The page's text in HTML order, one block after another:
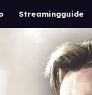
Streamingguide